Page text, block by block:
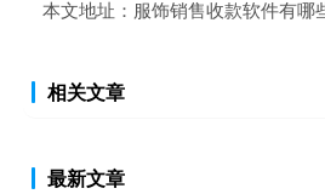
本文地址： 服饰销售收款软件有哪
相关文章
最新文章